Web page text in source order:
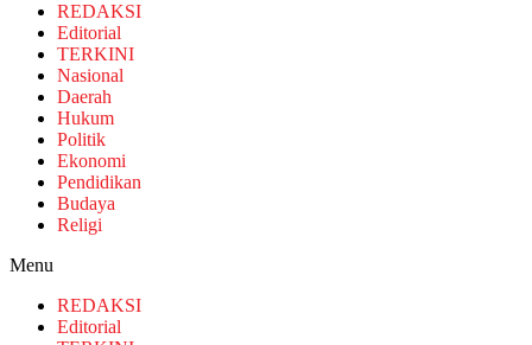
REDAKSI
Editorial
TERKINI
Nasional
Daerah
Hukum
Politik
Ekonomi
Pendidikan
Budaya
Religi
Menu
REDAKSI
Editorial